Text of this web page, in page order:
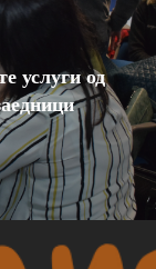
услуги од